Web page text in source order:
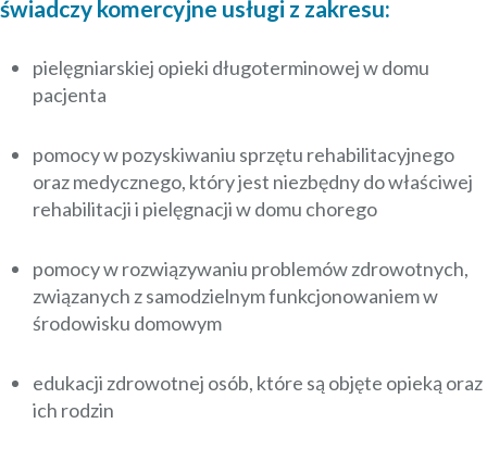
świadczy komercyjne usługi z zakresu:
pielęgniarskiej opieki długoterminowej w domu
pacjenta
pomocy w pozyskiwaniu sprzętu rehabilitacyjnego
oraz medycznego, który jest niezbędny do właściwej
rehabilitacji i pielęgnacji w domu chorego
pomocy w rozwiązywaniu problemów zdrowotnych,
związanych z samodzielnym funkcjonowaniem w
środowisku domowym
edukacji zdrowotnej osób, które są objęte opieką oraz
ich rodzin